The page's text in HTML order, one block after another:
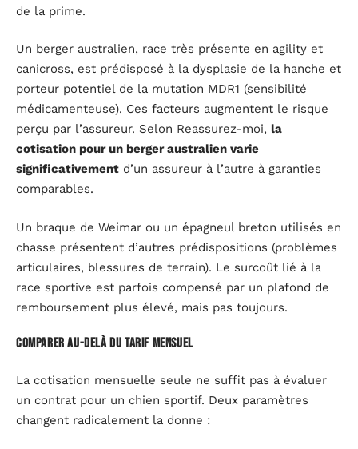
de la prime.
Un berger australien, race très présente en agility et
canicross, est prédisposé à la dysplasie de la hanche et
porteur potentiel de la mutation MDR1 (sensibilité
médicamenteuse). Ces facteurs augmentent le risque
perçu par l’assureur. Selon Reassurez-moi, la
cotisation pour un berger australien varie
significativement d’un assureur à l’autre à garanties
comparables.
Un braque de Weimar ou un épagneul breton utilisés en
chasse présentent d’autres prédispositions (problèmes
articulaires, blessures de terrain). Le surcoût lié à la
race sportive est parfois compensé par un plafond de
remboursement plus élevé, mais pas toujours.
Comparer au-delà du tarif mensuel
La cotisation mensuelle seule ne suffit pas à évaluer
un contrat pour un chien sportif. Deux paramètres
changent radicalement la donne :